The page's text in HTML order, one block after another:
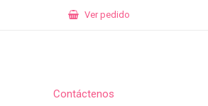
Ver pedido
Contáctenos